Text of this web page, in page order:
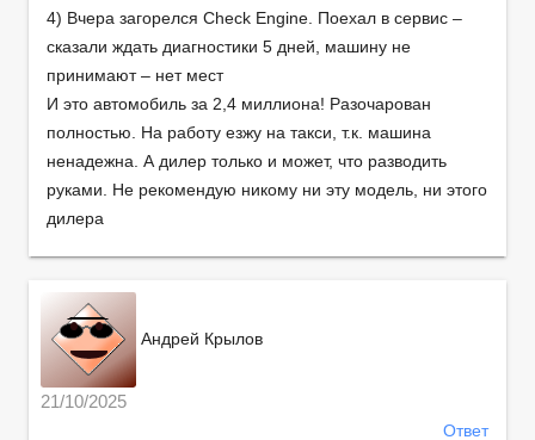
4) Вчера загорелся Check Engine. Поехал в сервис –
сказали ждать диагностики 5 дней, машину не
принимают – нет мест
И это автомобиль за 2,4 миллиона! Разочарован
полностью. На работу езжу на такси, т.к. машина
ненадежна. А дилер только и может, что разводить
руками. Не рекомендую никому ни эту модель, ни этого
дилера
Андрей Крылов
21/10/2025
Ответ